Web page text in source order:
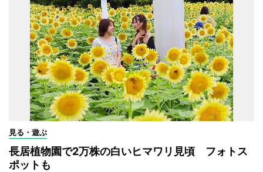
見る・遊ぶ
長居植物園で2万株の白いヒマワリ見頃 フォトス
ポットも